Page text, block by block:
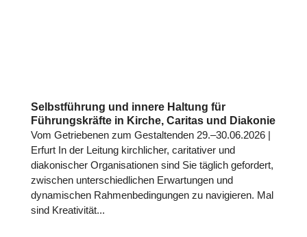
Selbstführung und innere Haltung für
Führungskräfte in Kirche, Caritas und Diakonie
Vom Getriebenen zum Gestaltenden 29.–30.06.2026 |
Erfurt In der Leitung kirchlicher, caritativer und
diakonischer Organisationen sind Sie täglich gefordert,
zwischen unterschiedlichen Erwartungen und
dynamischen Rahmenbedingungen zu navigieren. Mal
sind Kreativität...